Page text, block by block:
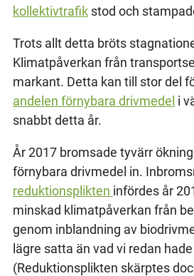
kollektivtrafikstod och
Trots allt detta bröts
Klimatpåverkan från
markant. Detta kan till stor del
andelen förnybara drivmedel i
snabbt detta år.
År 2017 bromsade tyvärr
förnybara drivmedel in.
reduktionsplikten infördes år
minskad klimatpåverkan från
genom inblandning av
lägre satta än vad vi redan
(Reduktionsplikten skärptes